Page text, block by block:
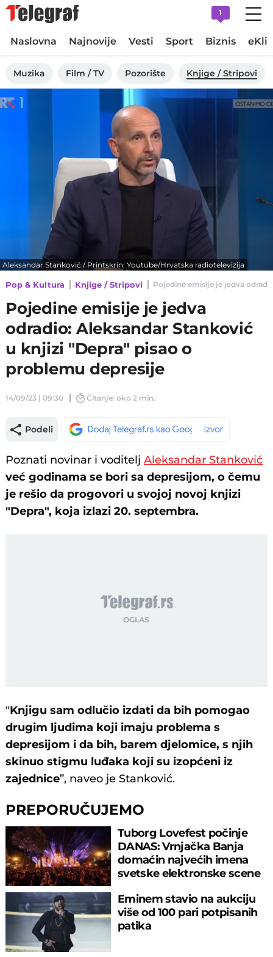
1
Naslovna Najnovije Vesti Sport Biznis
Muzika Film / TV Pozorište Knjige / Stripovi
Aleksandar Stanković / Printskrin: Youtube/Hrvatska radiotelevizija
Pop & Kultura Knjige / Stripovi Pojedine emisije je jedva
Pojedine emisije je jedva
odradio: Aleksandar Stanković
u knjizi "Depra" pisao o
problemu depresije
14/09/23 | 09:30 Čitanje: oko 2 min.
Podeli
Poznati novinar i voditeljAleksandar Stanković
već godinama se bori sa depresijom, o čemu
je rešio da progovori u svojoj novoj knjizi
"Depra", koja izlazi 20. septembra.
"Knjigu sam odlučio izdati da bih pomogao
drugim ljudima koji imaju problema s
depresijom i da bih, barem djelomice, s njih
skinuo stigmu luđaka koji su izopćeni iz
zajednice”, naveo je Stanković.
PREPORUČUJEMO
Tuborg Lovefest počinje
DANAS: Vrnjačka Banja
domaćin najvećih imena
svetske elektronske scene
Eminem stavio na aukciju
više od 100 pari potpisanih
patika